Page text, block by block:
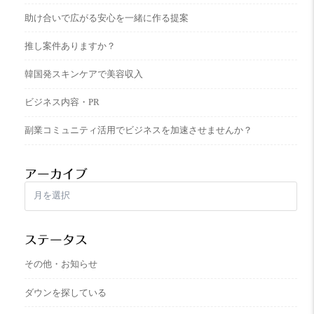
助け合いで広がる安心を一緒に作る提案
推し案件ありますか？
韓国発スキンケアで美容収入
ビジネス内容・PR
副業コミュニティ活用でビジネスを加速させませんか？
アーカイブ
ブ
ステータス
その他・お知らせ
ダウンを探している